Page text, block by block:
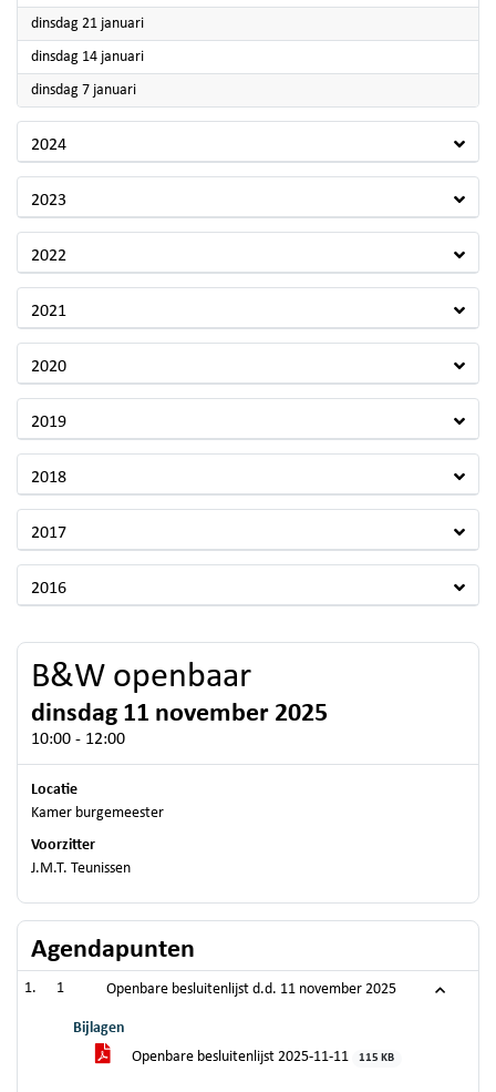
dinsdag 21 januari2025
dinsdag 14 januari2025
dinsdag 7 januari2025
2024
2023
2022
2021
2020
2019
2018
2017
2016
B&W openbaar
dinsdag 11 november 2025
10:00 - 12:00
Locatie
Kamer burgemeester
Voorzitter
J.M.T. Teunissen
Agendapunten
1 Openbare besluitenlijst d.d. 11 november 2025
Bijlagen
Openbare besluitenlijst 2025-11-11
115 KB